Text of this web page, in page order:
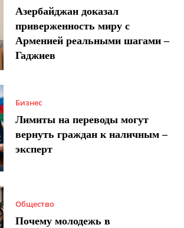
Азербайджан доказал
приверженность миру с
Арменией реальными шагами –
Гаджиев
Бизнес
Лимиты на переводы могут
вернуть граждан к наличным –
эксперт
Общество
Почему молодежь в